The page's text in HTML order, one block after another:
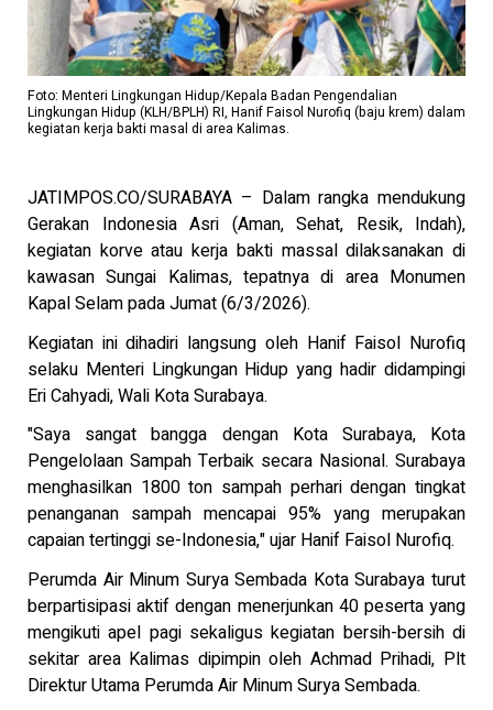
Foto: Menteri Lingkungan Hidup/Kepala Badan Pengendalian
Lingkungan Hidup (KLH/BPLH) RI, Hanif Faisol Nurofiq (baju krem) dalam
kegiatan kerja bakti masal di area Kalimas.
JATIMPOS.CO/SURABAYA – Dalam rangka mendukung
Gerakan Indonesia Asri (Aman, Sehat, Resik, Indah),
kegiatan korve atau kerja bakti massal dilaksanakan di
kawasan Sungai Kalimas, tepatnya di area Monumen
Kapal Selam pada Jumat (6/3/2026).
Kegiatan ini dihadiri langsung oleh Hanif Faisol Nurofiq
selaku Menteri Lingkungan Hidup yang hadir didampingi
Eri Cahyadi, Wali Kota Surabaya.
"Saya sangat bangga dengan Kota Surabaya, Kota
Pengelolaan Sampah Terbaik secara Nasional. Surabaya
menghasilkan 1800 ton sampah perhari dengan tingkat
penanganan sampah mencapai 95% yang merupakan
capaian tertinggi se-Indonesia," ujar Hanif Faisol Nurofiq.
Perumda Air Minum Surya Sembada Kota Surabaya turut
berpartisipasi aktif dengan menerjunkan 40 peserta yang
mengikuti apel pagi sekaligus kegiatan bersih-bersih di
sekitar area Kalimas dipimpin oleh Achmad Prihadi, Plt
Direktur Utama Perumda Air Minum Surya Sembada.